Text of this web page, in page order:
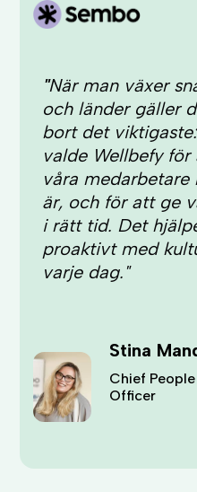
"När man växer
och länder gäller
bort det
valde Wellbefy
våra
är, och för att ge
i rätt tid. Det
proaktivt med
varje dag."
Stina
Chief
Officer